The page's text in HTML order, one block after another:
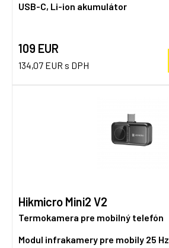
USB-C, Li-ion akumulátor
109 EUR
134,07 EUR s DPH
Hikmicro Mini2 V2
Termokamera pre mobilný telefón
Modul infrakamery pre mobily 25 Hz